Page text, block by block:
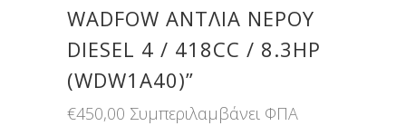
WADFOW ΑΝΤΛΙΑ ΝΕΡΟΥ
DIESEL 4 / 418CC / 8.3HP
(WDW1A40)”
€450,00 Συμπεριλαμβάνει ΦΠΑ